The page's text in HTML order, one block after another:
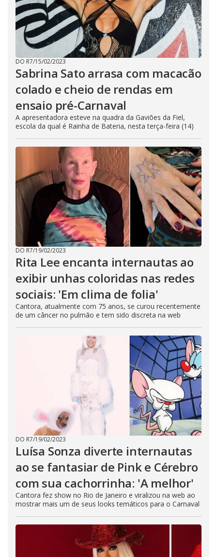
DO R7/15/02/2023
Sabrina Sato arrasa com macacão
colado e cheio de rendas em
ensaio pré-Carnaval
A apresentadora esteve na quadra da Gaviões da Fiel,
escola da qual é Rainha de Bateria, nesta terça-feira (14)
DO R7/19/02/2023
Rita Lee encanta internautas ao
exibir unhas coloridas nas redes
sociais: 'Em clima de folia'
Cantora, atualmente com 75 anos, se curou recentemente
de um câncer no pulmão e tem sido discreta na web
DO R7/19/02/2023
Luísa Sonza diverte internautas
ao se fantasiar de Pink e Cérebro
com sua cachorrinha: 'A melhor'
Cantora fez show no Rio de Janeiro e viralizou na web ao
mostrar mais um de seus looks temáticos para o Carnaval